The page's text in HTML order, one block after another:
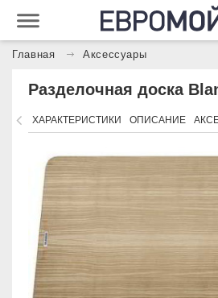
Главная Аксессуары
Разделочная доска
ХАРАКТЕРИСТИКИ ОПИСАНИЕ